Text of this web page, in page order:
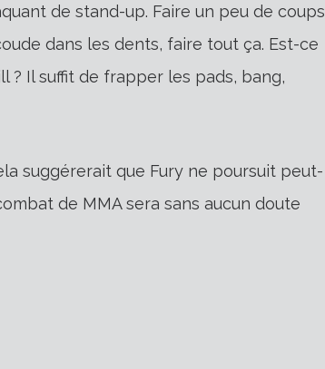
de stand-up. Faire un peu de coups
dans les dents, faire tout ça. Est-ce
? Il suffit de frapper les pads, bang,
suggérerait que Fury ne poursuit peut-
de MMA sera sans aucun doute